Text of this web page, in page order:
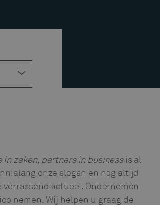
in zaken, partners in businessis al
onze slogan en nog altijd
verrassend actueel. Ondernemen
nemen. Wij helpen u graag de